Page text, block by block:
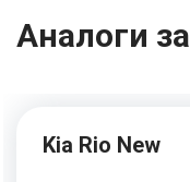
Аналоги
Kia Rio New